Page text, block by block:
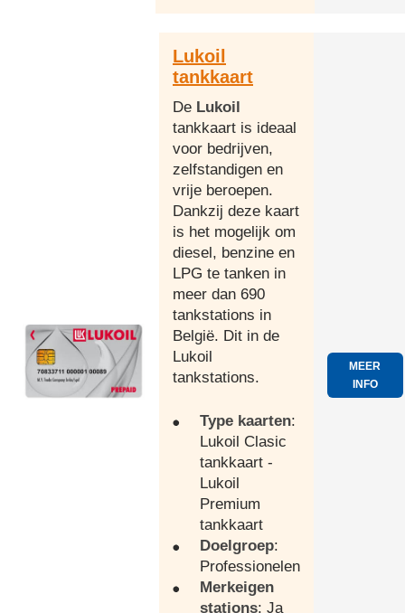
Lukoil
tankkaart
De Lukoil
tankkaart is ideaal
voor bedrijven,
zelfstandigen en
vrije beroepen.
Dankzij deze kaart
is het mogelijk om
diesel, benzine en
LPG te tanken in
meer dan 690
tankstations in
België. Dit in de
Lukoil
tankstations.
Type kaarten:
Lukoil Clasic
tankkaart -
Lukoil
Premium
tankkaart
Doelgroep:
Professionelen
Merkeigen
stations: Ja
MEER
INFO